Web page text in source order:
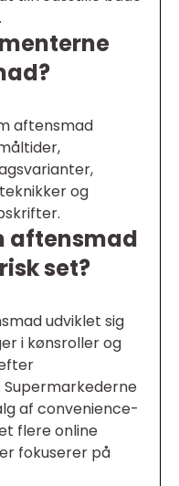
aftensmad
og
aftensmad
set?
udviklet sig
i kønsroller og
af convenience-
flere online
fokuserer på